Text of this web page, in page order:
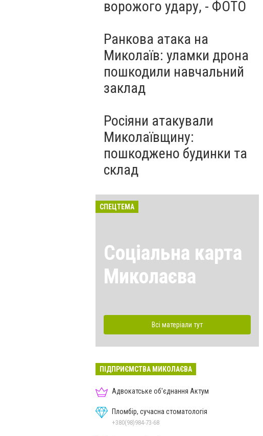
ворожого удару, - ФОТО
Ранкова атака на
Миколаїв: уламки дрона
пошкодили навчальний
заклад
Росіяни атакували
Миколаївщину:
пошкоджено будинки та
склад
СПЕЦТЕМА
Соціальна карта
Миколаєва
Всі матеріали тут
ПІДПРИЄМСТВА МИКОЛАЄВА
Адвокатське об'єднання Актум
Пломбір, сучасна стоматологія
+380(98)984-73-68